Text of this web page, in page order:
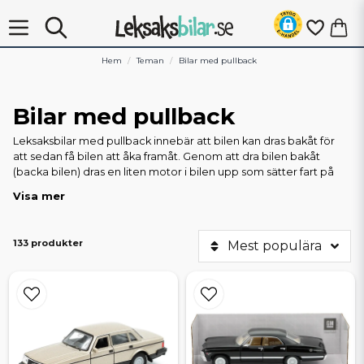
Hem Teman Bilar med pullback
Bilar med pullback
Leksaksbilar med pullback innebär att bilen kan dras bakåt för
att sedan få bilen att åka framåt. Genom att dra bilen bakåt
(backa bilen) dras en liten motor i bilen upp som sätter fart på
Leksaksbilar.se har vi ett stort utbud av bilar med pullback från
Leksaksbilar brukar kategoriseras in i olika drivningstyper. Vi har
kan dras bakåt för att sedan med hjälp av den inbyggda motorn
åka framåt. Pullbacken vrids helt enkelt upp när bilen dras bakåt.
Frihjul är precis som det låter, hjulens axlar roterar helt fritt i
bilens chassi. Bilen rullar fritt både framåt och bakåt och givetvis
har vissa leksaksbilar bättre, rakare och jämnare rull än andra.
Visa mer
133 produkter Mest populära